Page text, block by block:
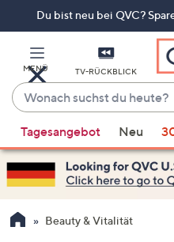
Du bist neu bei QVC?
MENÜ TV-RÜCKBLICK
Wonach
suchst
du
heute?
Vorschläge
verfügbar
sind,
verwenden
Sie
Tagesangebot Neu
Beauty & Vitalität